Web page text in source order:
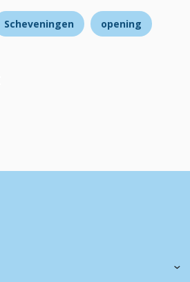
Scheveningen opening